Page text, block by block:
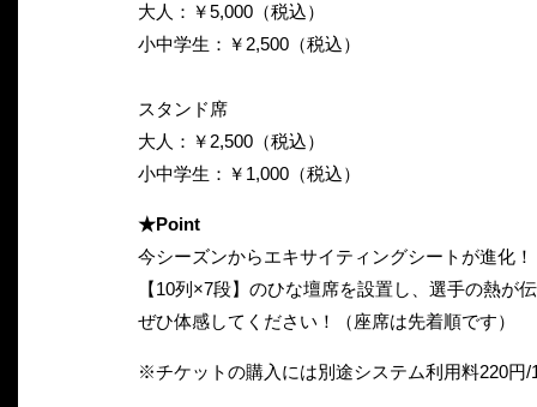
大人：￥5,000（税込）
小中学生：￥2,500（税込）
スタンド席
大人：￥2,500（税込）
小中学生：￥1,000（税込）
★Point
今シーズンからエキサイティングシートが進化！
【10列×7段】のひな壇席を設置し、選手の熱
ぜひ体感してください！（座席は先着順です）
※チケットの購入には別途システム利用料220円